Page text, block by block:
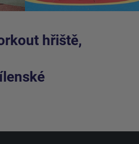
hřiště,